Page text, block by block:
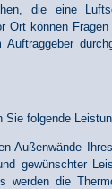
die eine
Ort können
Sie folgende
Außenwände
gewünschter
werden die